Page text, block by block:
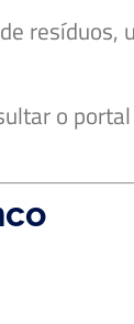
resíduos,
o